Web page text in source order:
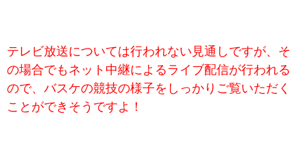
テレビ放送については行われない見通しですが、そ
の場合でもネット中継によるライブ配信が行われる
ので、バスケの競技の様子をしっかりご覧いただく
ことができそうですよ！